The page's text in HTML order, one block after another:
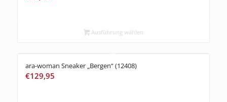
Ausführung wählen
ara-woman Sneaker „Bergen“ (12408)
€129,95